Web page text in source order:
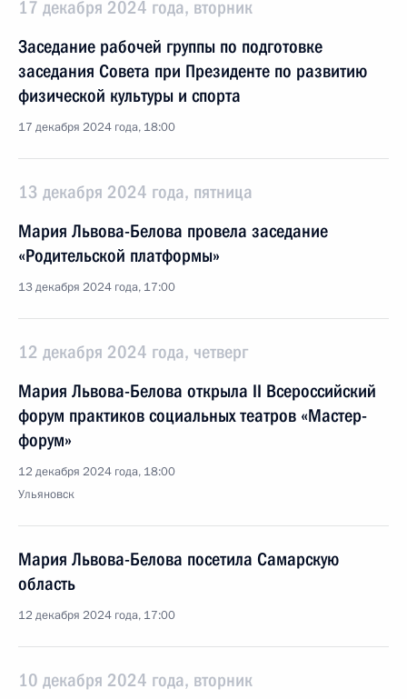
17 декабря 2024 года, вторник
Заседание рабочей группы по подготовке
заседания Совета при Президенте по развитию
физической культуры и спорта
17 декабря 2024 года, 18:00
13 декабря 2024 года, пятница
Мария Львова-Белова провела заседание
«Родительской платформы»
13 декабря 2024 года, 17:00
12 декабря 2024 года, четверг
Мария Львова-Белова открыла II Всероссийский
форум практиков социальных театров «Мастер-
форум»
12 декабря 2024 года, 18:00
Ульяновск
Мария Львова-Белова посетила Самарскую
область
12 декабря 2024 года, 17:00
10 декабря 2024 года, вторник